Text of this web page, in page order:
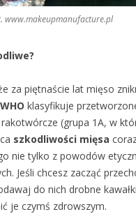
www.makeupmanufacture.pl
za piętnaście lat mięso
WHO klasyfikuje
(grupa 1A, w
szkodliwości mięsa
nie tylko z powodów
Jeśli chcesz zacząć
do nich drobne
je czymś zdrowszym.